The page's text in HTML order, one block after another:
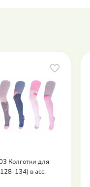
Колготки для
134) в асс.